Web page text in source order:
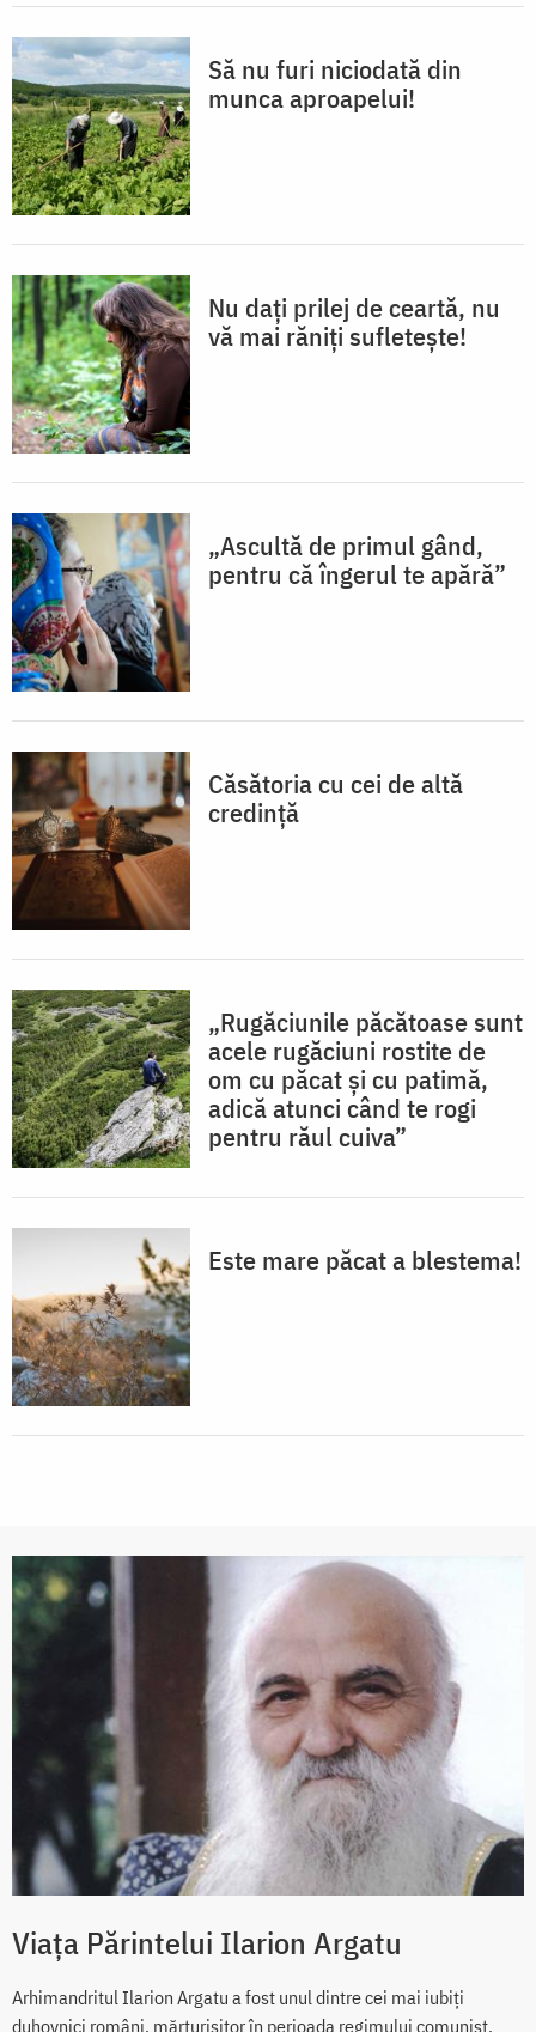
Să nu furi niciodată din
munca aproapelui!
Nu dați prilej de ceartă, nu
vă mai răniți sufletește!
„Ascultă de primul gând,
pentru că îngerul te apără”
Căsătoria cu cei de altă
credință
„Rugăciunile păcătoase sunt
acele rugăciuni rostite de
om cu păcat și cu patimă,
adică atunci când te rogi
pentru răul cuiva”
Este mare păcat a blestema!
Viața Părintelui Ilarion Argatu
Arhimandritul Ilarion Argatu a fost unul dintre cei mai iubiți
duhovnici români, mărturisitor în perioada regimului comunist.